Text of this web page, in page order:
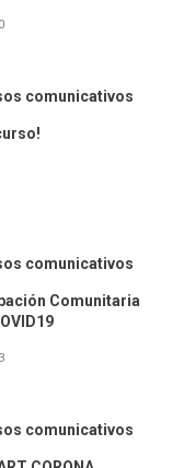
comunicativos
comunicativos
Comunitaria
comunicativos